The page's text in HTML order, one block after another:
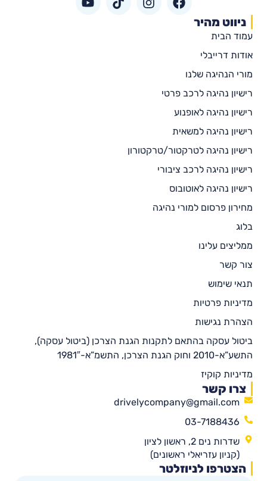
ניווט מהיר
עמוד הבית
אודות דרייבלי
מורי הנהיגה שלנו
רישיון נהיגה לרכב פרטי
רישיון נהיגה לאופנוע
רישיון נהיגה למשאית
רישיון נהיגה לטרקטור/טרקטורון
רישיון נהיגה לרכב ציבורי
רישיון נהיגה לאוטובוס
מחירון פרסום למורי נהיגה
בלוג
ממליצים עלינו
צור קשר
תנאי שימוש
מדיניות פרטיות
הצהרת נגישות
ביטול עסקה בהתאם לתקנות הגנת הצרכן (ביטול עסקה),
התשע”א-2010 וחוק הגנת הצרכן, התשמ”א-1981″
מדיניות קוקיז
צרו קשר
drivelycompany@gmail.com
03-7188436
שדרות נים 2, ראשון לציון
(קניון עזריאלי ראשונים)
הצטרפו לניוזלטר